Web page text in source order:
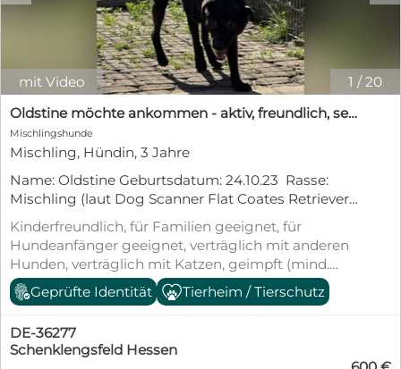
1 /20
mit Video
Oldstine möchte ankommen - aktiv, freundlich, sensibel
Mischlingshunde
Mischling, Hündin, 3 Jahre
Name: Oldstine Geburtsdatum: 24.10.23 Rasse:
Mischling (laut Dog Scanner Flat Coates Retriever /
Wippet Mix)) Geschlecht: weiblich Gewicht: ca. 12
kg Schulterhöhe (Größe): ca. 40 cm Kastriert: noch
nicht Impfungen: ja Krankheiten: keine bekannten
Verträglich mit Rüden: ja Verträglich mit
Hündinnen: ja Verträglich mit Katzen: keine
Angaben Verträglich mit Kleintieren / Pferden /
etc.: keine Angaben Kinderfreundlich: ja
Stubenrein: muss noch trainiert werden Kann
Kinderfreundlich, für Familien geeignet, für
Hundeanfänger geeignet, verträglich mit anderen
Hunden, verträglich mit Katzen, geimpft (mind.
Pflichtimpfungen), entwurmt, gechipt, mit EU-
Heimtierausweis, aus dem Tierheim,
Tierschutzgesetz §11
Geprüfte Identität Tierheim / Tierschutz
DE-36277
Schenklengsfeld Hessen